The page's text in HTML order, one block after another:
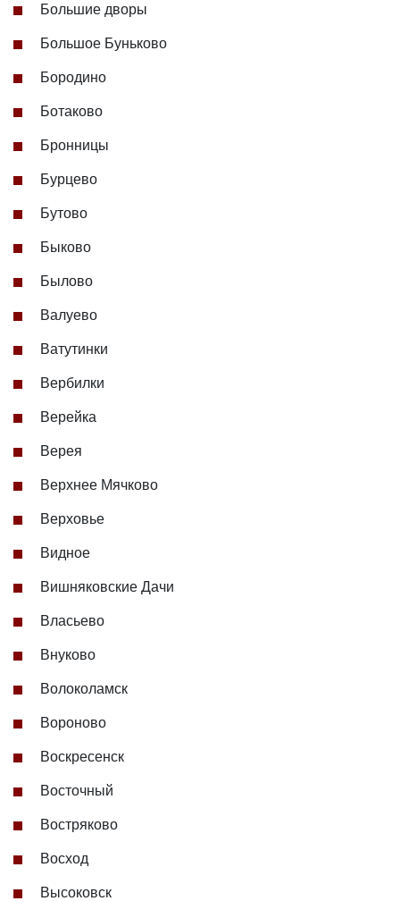
Большие дворы
Большое Буньково
Бородино
Ботаково
Бронницы
Бурцево
Бутово
Быково
Былово
Валуево
Ватутинки
Вербилки
Верейка
Верея
Верхнее Мячково
Верховье
Видное
Вишняковские Дачи
Власьево
Внуково
Волоколамск
Вороново
Воскресенск
Восточный
Востряково
Восход
Высоковск